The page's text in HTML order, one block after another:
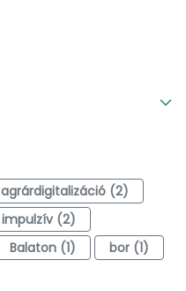
agrárdigitalizáció (2)
impulzív (2)
Balaton (1)
bor (1)